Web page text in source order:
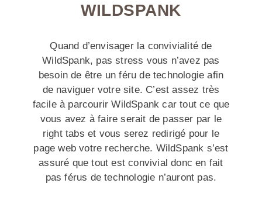
WILDSPANK
Quand d’envisager la convivialité de
WildSpank, pas stress vous n’avez pas
besoin de être un féru de technologie afin
de naviguer votre site. C’est assez très
facile à parcourir WildSpank car tout ce que
vous avez à faire serait de passer par le
right tabs et vous serez redirigé pour le
page web votre recherche. WildSpank s’est
assuré que tout est convivial donc en fait
pas férus de technologie n’auront pas.